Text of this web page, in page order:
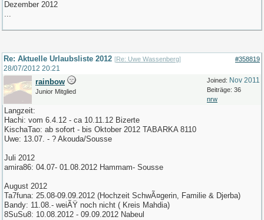
Dezember 2012
...
Re: Aktuelle Urlaubsliste 2012 [Re: Uwe Wassenberg] #358819
28/07/2012 20:21
Joined: Nov 2011
Beiträge: 36
nrw
rainbow
Junior Mitglied
Langzeit:
Hachi: vom 6.4.12 - ca 10.11.12 Bizerte
KischaTao: ab sofort - bis Oktober 2012 TABARKA 8110
Uwe: 13.07. - ? Akouda/Sousse
Juli 2012
amira86: 04.07- 01.08.2012 Hammam- Sousse
August 2012
Ta7funa: 25.08-09.09.2012 (Hochzeit SchwÃ¤gerin, Familie & Djerba)
Bandy: 11.08.- weiÃŸ noch nicht ( Kreis Mahdia)
8SuSu8: 10.08.2012 - 09.09.2012 Nabeul